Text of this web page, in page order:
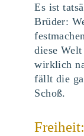
Es ist
Brüder:
diese
wirklich
fällt die
Schoß.